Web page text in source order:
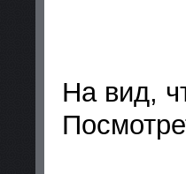
На вид,